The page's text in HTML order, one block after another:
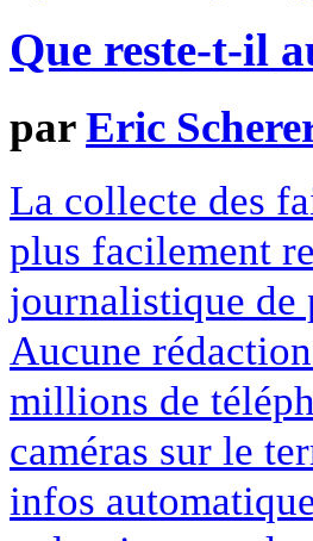
Que reste-t-il
parEric
La collecte des
plus facilement
journalistique de
Aucune
millions de
caméras sur le
infos